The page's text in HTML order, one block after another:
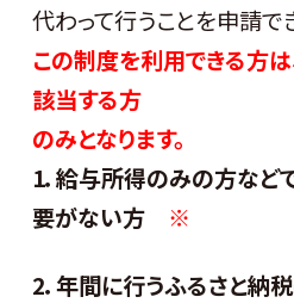
代わって行うことを申請で
この制度を利用できる方
該当する方
のみとなります。
1．給与所得のみの方など
要がない方
※
2．年間に行うふるさと納